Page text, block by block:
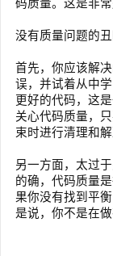
没有质量问题的
首先，你应该解
误，并试着从中
更好的代码，这
关心代码质量，
束时进行清理和
另一方面，太过
的确，代码质量
果你没有找到平
是说，你不是在做